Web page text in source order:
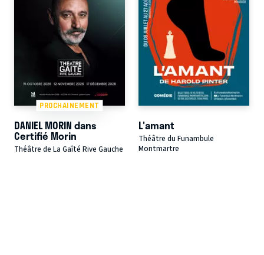
PROCHAINEMENT
DANIEL MORIN dans
Certifié Morin
Théâtre de La Gaîté Rive Gauche
L'amant
Théâtre du Funambule
Montmartre